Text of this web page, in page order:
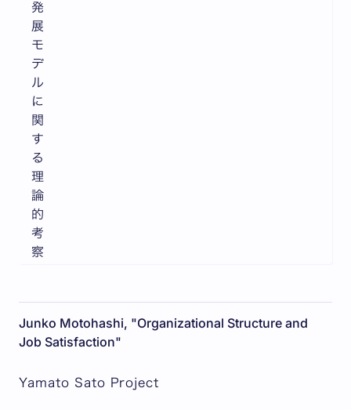
発
展
モ
デ
ル
に
関
す
る
理
論
的
考
察
Junko Motohashi, "Organizational Structure and
Job Satisfaction"
Yamato Sato Project